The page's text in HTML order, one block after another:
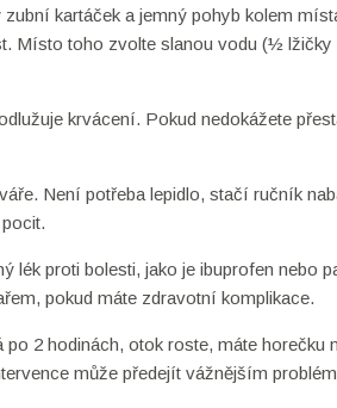
kartáček a jemný pohyb kolem
Místo toho zvolte slanou vodu (½ lžičky
krvácení. Pokud nedokážete
Není potřeba lepidlo, stačí ručník
lék proti bolesti, jako je ibuprofen nebo
pokud máte zdravotní komplikace.
2 hodinách, otok roste, máte horečku
může předejít vážnějším